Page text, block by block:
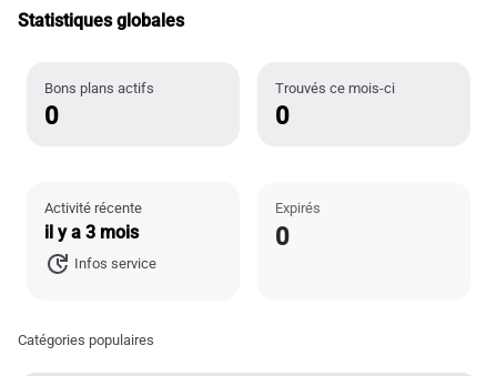
Statistiques globales
Bons plans actifs
0
Trouvés ce mois-ci
0
Activité récente
il y a 3 mois
Infos service
Expirés
0
Catégories populaires